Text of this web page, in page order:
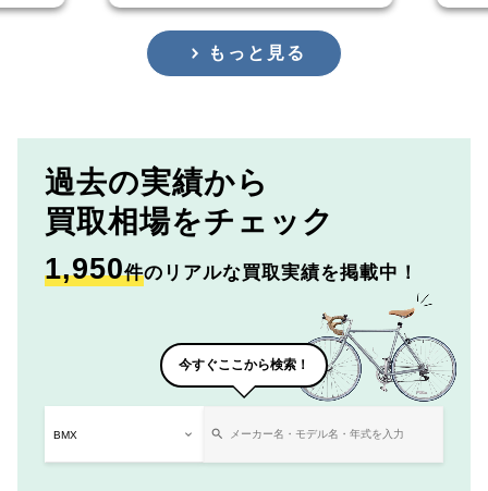
もっと見る
過去の実績から
買取相場をチェック
1,950件のリアルな買取実績を掲載中！
今すぐここから検索！